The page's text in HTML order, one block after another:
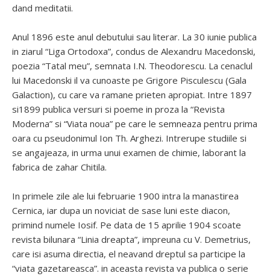
dand meditatii.
Anul 1896 este anul debutului sau literar. La 30 iunie publica
in ziarul “Liga Ortodoxa”, condus de Alexandru Macedonski,
poezia “Tatal meu”, semnata I.N. Theodorescu. La cenaclul
lui Macedonski il va cunoaste pe Grigore Pisculescu (Gala
Galaction), cu care va ramane prieten apropiat. Intre 1897
si1899 publica versuri si poeme in proza la “Revista
Moderna” si “Viata noua” pe care le semneaza pentru prima
oara cu pseudonimul Ion Th. Arghezi. Intrerupe studiile si
se angajeaza, in urma unui examen de chimie, laborant la
fabrica de zahar Chitila.
In primele zile ale lui februarie 1900 intra la manastirea
Cernica, iar dupa un noviciat de sase luni este diacon,
primind numele Iosif. Pe data de 15 aprilie 1904 scoate
revista bilunara “Linia dreapta”, impreuna cu V. Demetrius,
care isi asuma directia, el neavand dreptul sa participe la
“viata gazetareasca”. in aceasta revista va publica o serie